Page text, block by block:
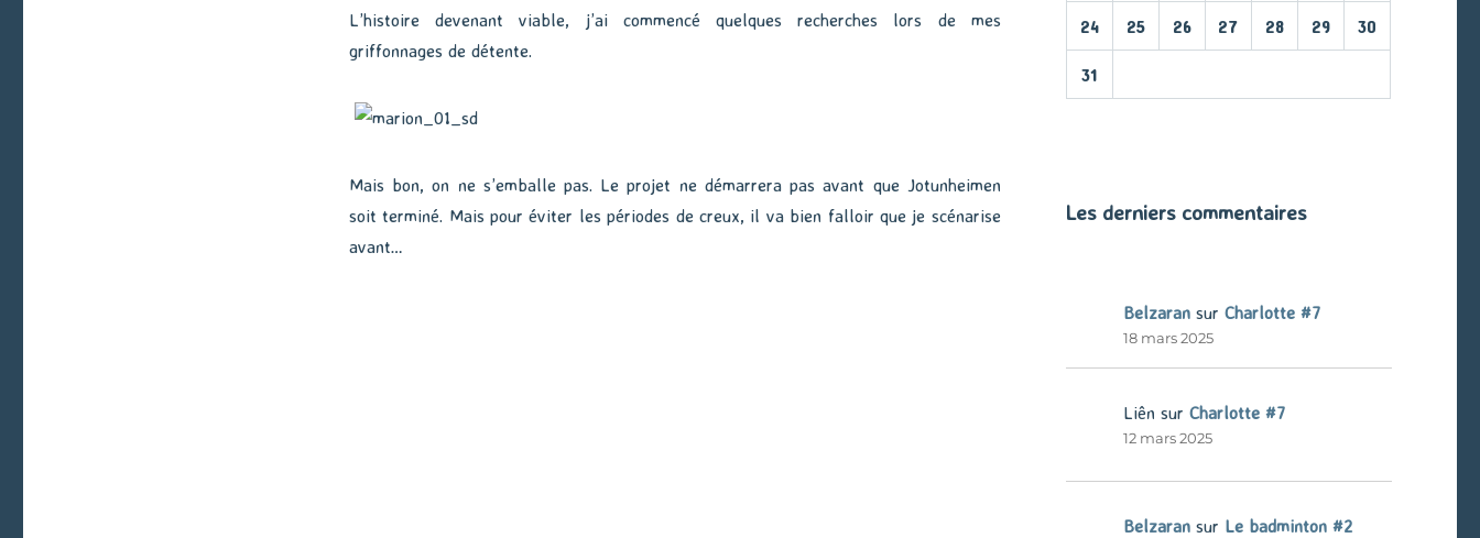
L’histoire devenant viable, j’ai commencé quelques recherches lors de mes
griffonnages de détente.
Mais bon, on ne s’emballe pas. Le projet ne démarrera pas avant que Jotunheimen
soit terminé. Mais pour éviter les périodes de creux, il va bien falloir que je scénarise
avant…
24 25 26 27 28 29 30
31
Les derniers commentaires
Belzaransur Charlotte #7
18 mars 2025
Liên sur Charlotte #7
12 mars 2025
Belzaransur Le badminton #2